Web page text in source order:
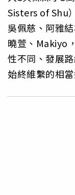
Sisters of Shu
吳佩慈、阿雅
曉萱、Makiyo
性不同、發展
始終維繫的相當